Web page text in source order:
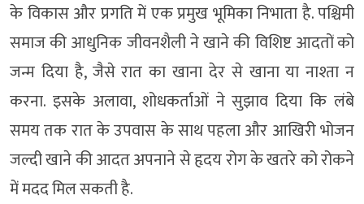
के विकास और प्रगति में एक प्रमुख भूमिका निभाता है. पश्चिमी
समाज की आधुनिक जीवनशैली ने खाने की विशिष्ट आदतों को
जन्म दिया है, जैसे रात का खाना देर से खाना या नाश्ता न
करना. इसके अलावा, शोधकर्ताओं ने सुझाव दिया कि लंबे
समय तक रात के उपवास के साथ पहला और आखिरी भोजन
जल्दी खाने की आदत अपनाने से हृदय रोग के खतरे को रोकने
में मदद मिल सकती है.